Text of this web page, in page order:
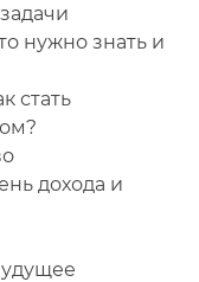
нужно знать и
стать
дохода и